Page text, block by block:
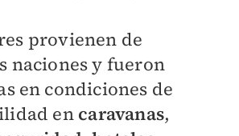
provienen de
naciones y fueron
en condiciones de
en caravanas,